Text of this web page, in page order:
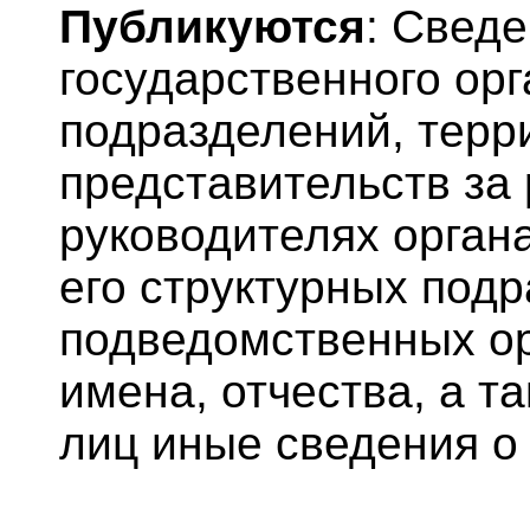
Публикуются:
государственного
подразделений,
представительств
руководителях
его структурных
подведомственных
имена, отчества, а
лиц иные сведения о